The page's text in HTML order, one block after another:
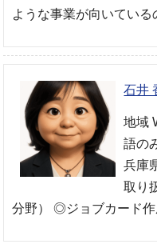
ような事業が向いてい
石井
地域
語の
兵庫
取り
分野） ◎ジョブカード